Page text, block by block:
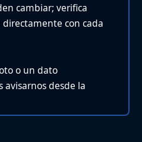
cambiar; verifica
con cada
o un dato
avisarnos desde la